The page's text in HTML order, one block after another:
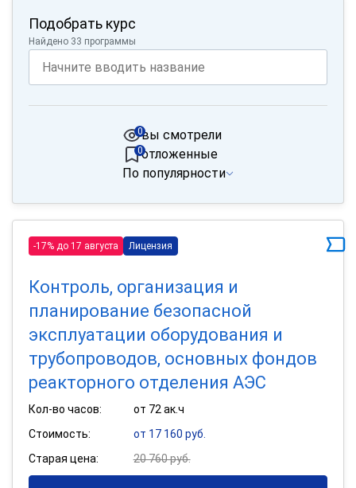
Подобрать курс
Найдено 33 программы
вы смотрели
0
отложенные
0
По популярности
-17% до 17 августа Лицензия
Контроль, организация и
планирование безопасной
эксплуатации оборудования и
трубопроводов, основных фондов
реакторного отделения АЭС
Кол-во часов:
от 72 ак.ч
Стоимость:
от 17 160 руб.
Старая цена:
20 760 руб.